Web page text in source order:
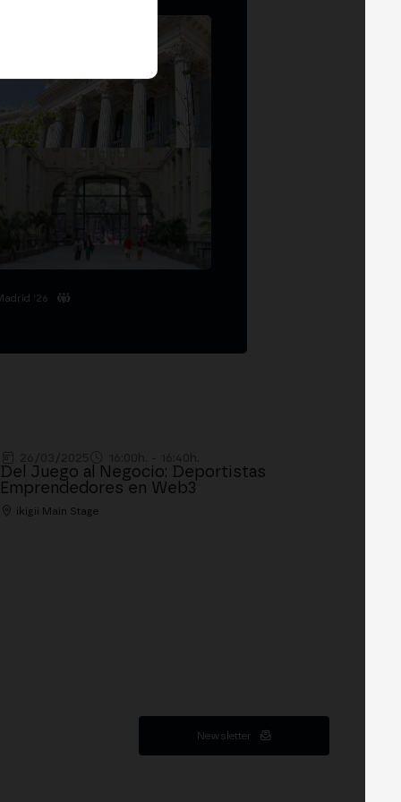
'26
Del Juego al Negocio: Deportistas
Emprendedores en Web3
ikigii Main Stage
Newsletter